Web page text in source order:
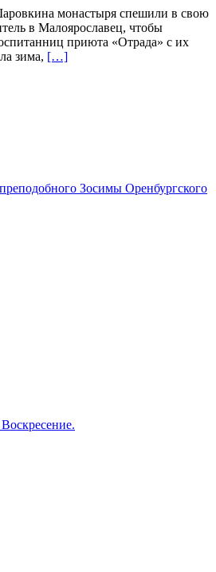
монастыря спешили в свою
в Малоярославец, чтобы
приюта «Отрада» с их
зима, […]
Зосимы Оренбургского